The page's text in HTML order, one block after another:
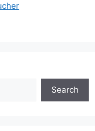
Search